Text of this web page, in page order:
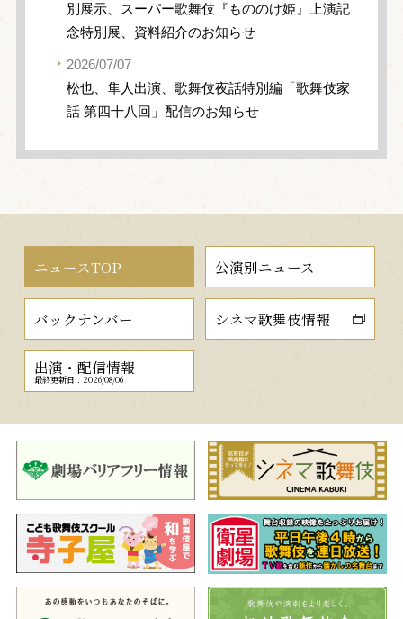
別展示、スーパー歌舞伎『もののけ姫』上演記
念特別展、資料紹介のお知らせ
2026/07/07
松也、隼人出演、歌舞伎夜話特別編「歌舞伎家
話 第四十八回」配信のお知らせ
ニュースTOP 公演別ニュース
バックナンバー シネマ歌舞伎情報
出演・配信情報
最終更新日：2026/08/06